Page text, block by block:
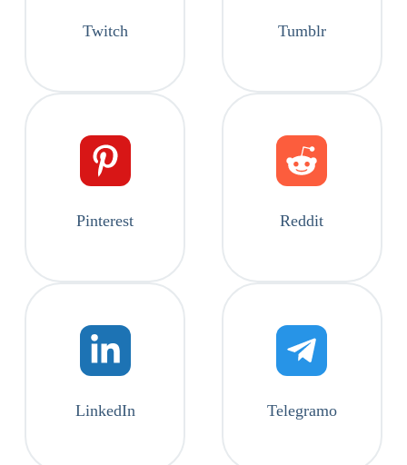
Twitch Tumblr
Pinterest Reddit
LinkedIn Telegramo